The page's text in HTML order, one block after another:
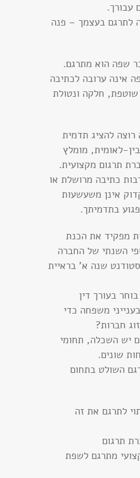
עבורך.
לתרגם בעצמך – פנה
שפה הוא מתרגם.
אינה ערובה לכתיבה
שוטפת, חלקה ונטולת
להציג תדמית
לאומית, מומלץ
תרגום מקצועית.
כתיבה מרושלת או
אינן משעשעות
בתדמיתך.
מפקיד את הכנת
השנתי של החברה
שנה א' בראיית
בעורך דין
משפחה כדי
חברות?
יש השכלה, תחומי
שונים.
השולט בתחום
לתרגם את זה
תרגום
מתרגם לשפת